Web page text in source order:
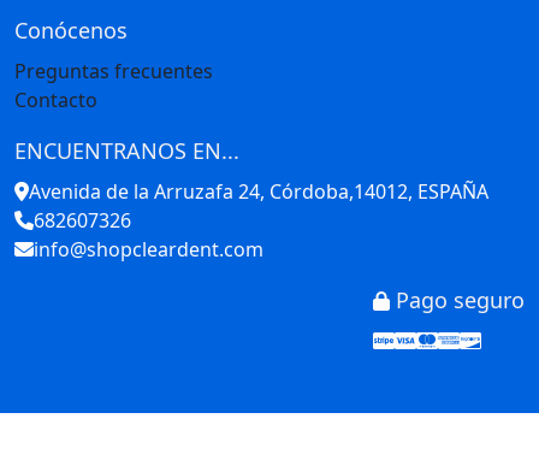
Conócenos
Preguntas frecuentes
Contacto
ENCUENTRANOS EN...
Avenida de la Arruzafa 24, Córdoba,14012, ESPAÑA
682607326
info@shopcleardent.com
Pago seguro
Stripe
Visa